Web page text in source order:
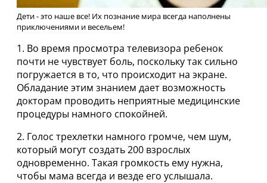
Дети - это наше все! Их познание мира всегда наполнены
приключениями и весельем!
1. Во время просмотра телевизора ребенок
почти не чувствует боль, поскольку так сильно
погружается в то, что происходит на экране.
Обладание этим знанием дает возможность
докторам проводить неприятные медицинские
процедуры намного спокойней.
2. Голос трехлетки намного громче, чем шум,
который могут создать 200 взрослых
одновременно. Такая громкость ему нужна,
чтобы мама всегда и везде его услышала.